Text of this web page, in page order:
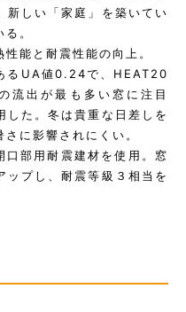
新しい「家庭」を築いてい
。
能と耐震性能の向上。
るUA値0.24で、HEAT20
流出が最も多い窓に注目
した。冬は貴重な日差しを
に影響されにくい。
部用耐震建材を使用。窓
ップし、耐震等級３相当を